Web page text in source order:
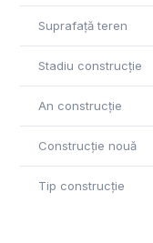
Suprafață teren
Stadiu construcție
An construcție
Construcție nouă
Tip construcție